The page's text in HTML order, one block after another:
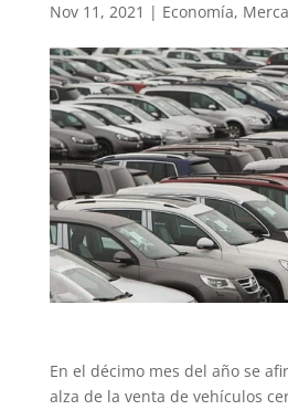
Nov 11, 2021 | Economía,
En el décimo mes del año se
alza de la venta de vehículos